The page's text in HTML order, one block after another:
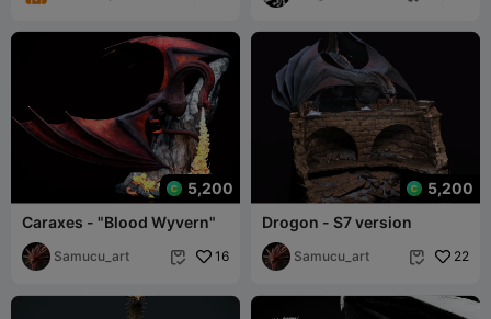
5,200
Caraxes - "Blood Wyvern"
Samucu_art  16
5,200
Drogon - S7 version
Samucu_art  22